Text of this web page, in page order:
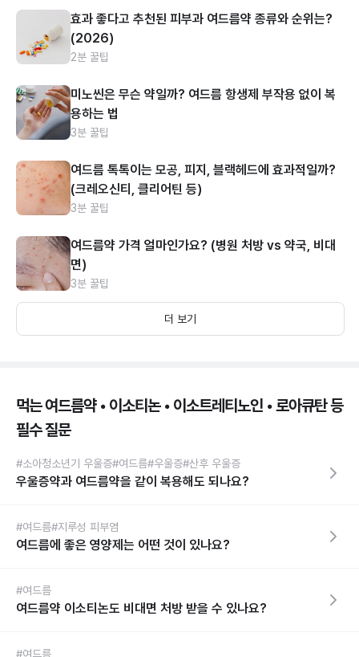
효과 좋다고 추천된 피부과 여드름약 종류와 순위는?
(2026)
2분 꿀팁
미노씬은 무슨 약일까? 여드름 항생제 부작용 없이 복
용하는 법
3분 꿀팁
여드름 톡톡이는 모공, 피지, 블랙헤드에 효과적일까?
(크레오신티, 클리어틴 등)
3분 꿀팁
여드름약 가격 얼마인가요? (병원 처방 vs 약국, 비대
면)
3분 꿀팁
더 보기
먹는 여드름약 • 이소티논 • 이소트레티노인 • 로아큐탄 등
필수 질문
#소아청소년기 우울증#여드름#우울증#산후 우울증
우울증약과 여드름약을 같이 복용해도 되나요?
#여드름#지루성 피부염
여드름에 좋은 영양제는 어떤 것이 있나요?
#여드름
여드름약 이소티논도 비대면 처방 받을 수 있나요?
#여드름